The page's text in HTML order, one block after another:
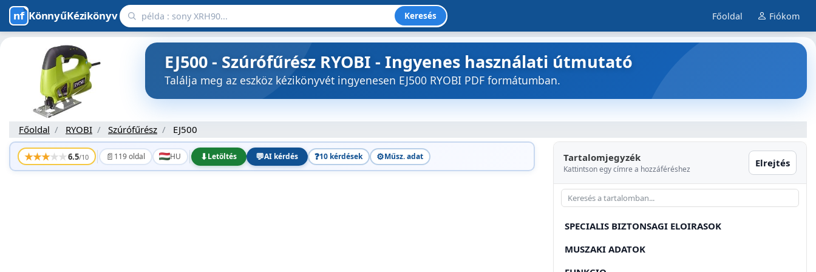
KönnyűKézikönyv Keresés Főoldal Fiókom
EJ500 - Szúrófűrész RYOBI - Ingyenes használati útmutató
Találja meg az eszköz kézikönyvét ingyenesen EJ500 RYOBI PDF formátumban.
Főoldal RYOBI Szúrófűrész EJ500
★★★★★6.5/10 📄 119 oldal HU ⬇Letöltés 💬AI kérdés ❓10 kérdések ⚙️Műsz. adat Tartalomjegyzék
Kattintson egy címre a hozzáféréshez
Elrejtés
SPECIALIS BIZTONSAGI ELOIRASOK
MUSZAKI ADATOK